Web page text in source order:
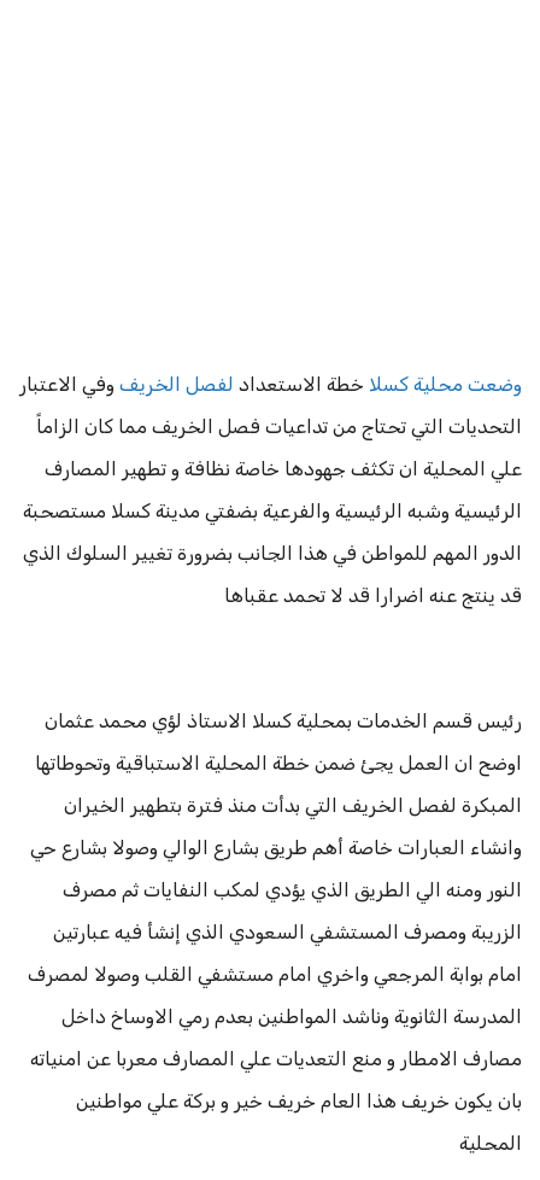
وضعت محلية كسلا خطة الاستعداد لفصل الخريف وفي الاعتبار
التحديات التي تحتاج من تداعيات فصل الخريف مما كان الزاماً
علي المحلية ان تكثف جهودها خاصة نظافة و تطهير المصارف
الرئيسية وشبه الرئيسية والفرعية بضفتي مدينة كسلا مستصحبة
الدور المهم للمواطن في هذا الجانب بضرورة تغيير السلوك الذي
قد ينتج عنه اضرارا قد لا تحمد عقباها
رئيس قسم الخدمات بمحلية كسلا الاستاذ لؤي محمد عثمان
اوضح ان العمل يجئ ضمن خطة المحلية الاستباقية وتحوطاتها
المبكرة لفصل الخريف التي بدأت منذ فترة بتطهير الخيران
وانشاء العبارات خاصة أهم طريق بشارع الوالي وصولا بشارع حي
النور ومنه الي الطريق الذي يؤدي لمكب النفايات ثم مصرف
الزريبة ومصرف المستشفي السعودي الذي إنشأ فيه عبارتين
امام بوابة المرجعي واخري امام مستشفي القلب وصولا لمصرف
المدرسة الثانوية وناشد المواطنين بعدم رمي الاوساخ داخل
مصارف الامطار و منع التعديات علي المصارف معربا عن امنياته
بان يكون خريف هذا العام خريف خير و بركة علي مواطنين
المحلية